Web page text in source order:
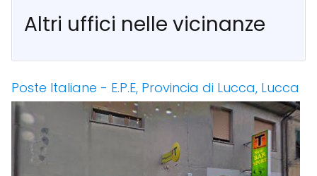
Altri uffici nelle vicinanze
Poste Italiane - E.P.E, Provincia di Lucca, Lucca